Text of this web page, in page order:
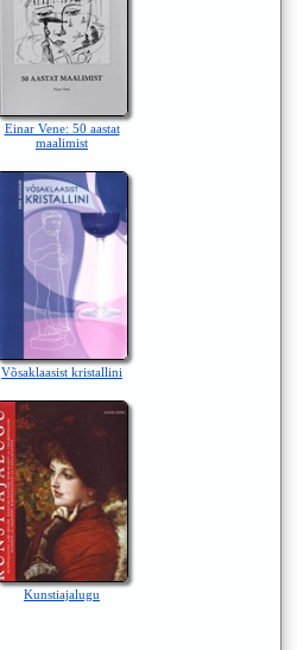
Einar Vene: 50 aastat
maalimist
Võsaklaasist kristallini
Kunstiajalugu